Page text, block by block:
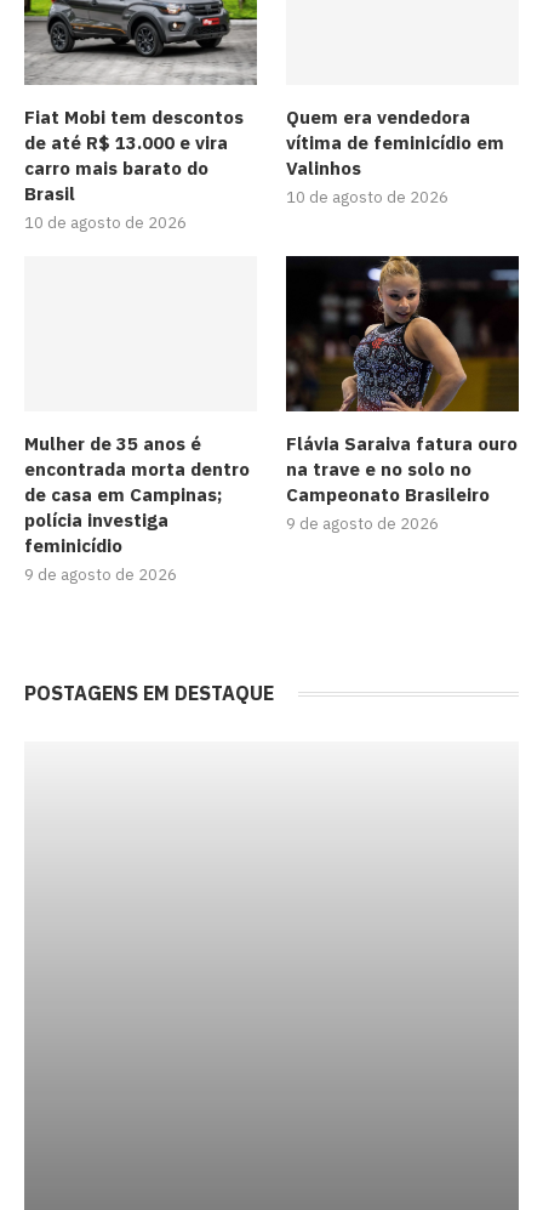
Fiat Mobi tem descontos
de até R$ 13.000 e vira
carro mais barato do
Brasil
10 de agosto de 2026
Quem era vendedora
vítima de feminicídio em
Valinhos
10 de agosto de 2026
Mulher de 35 anos é
encontrada morta dentro
de casa em Campinas;
polícia investiga
feminicídio
9 de agosto de 2026
Flávia Saraiva fatura ouro
na trave e no solo no
Campeonato Brasileiro
9 de agosto de 2026
POSTAGENS EM DESTAQUE